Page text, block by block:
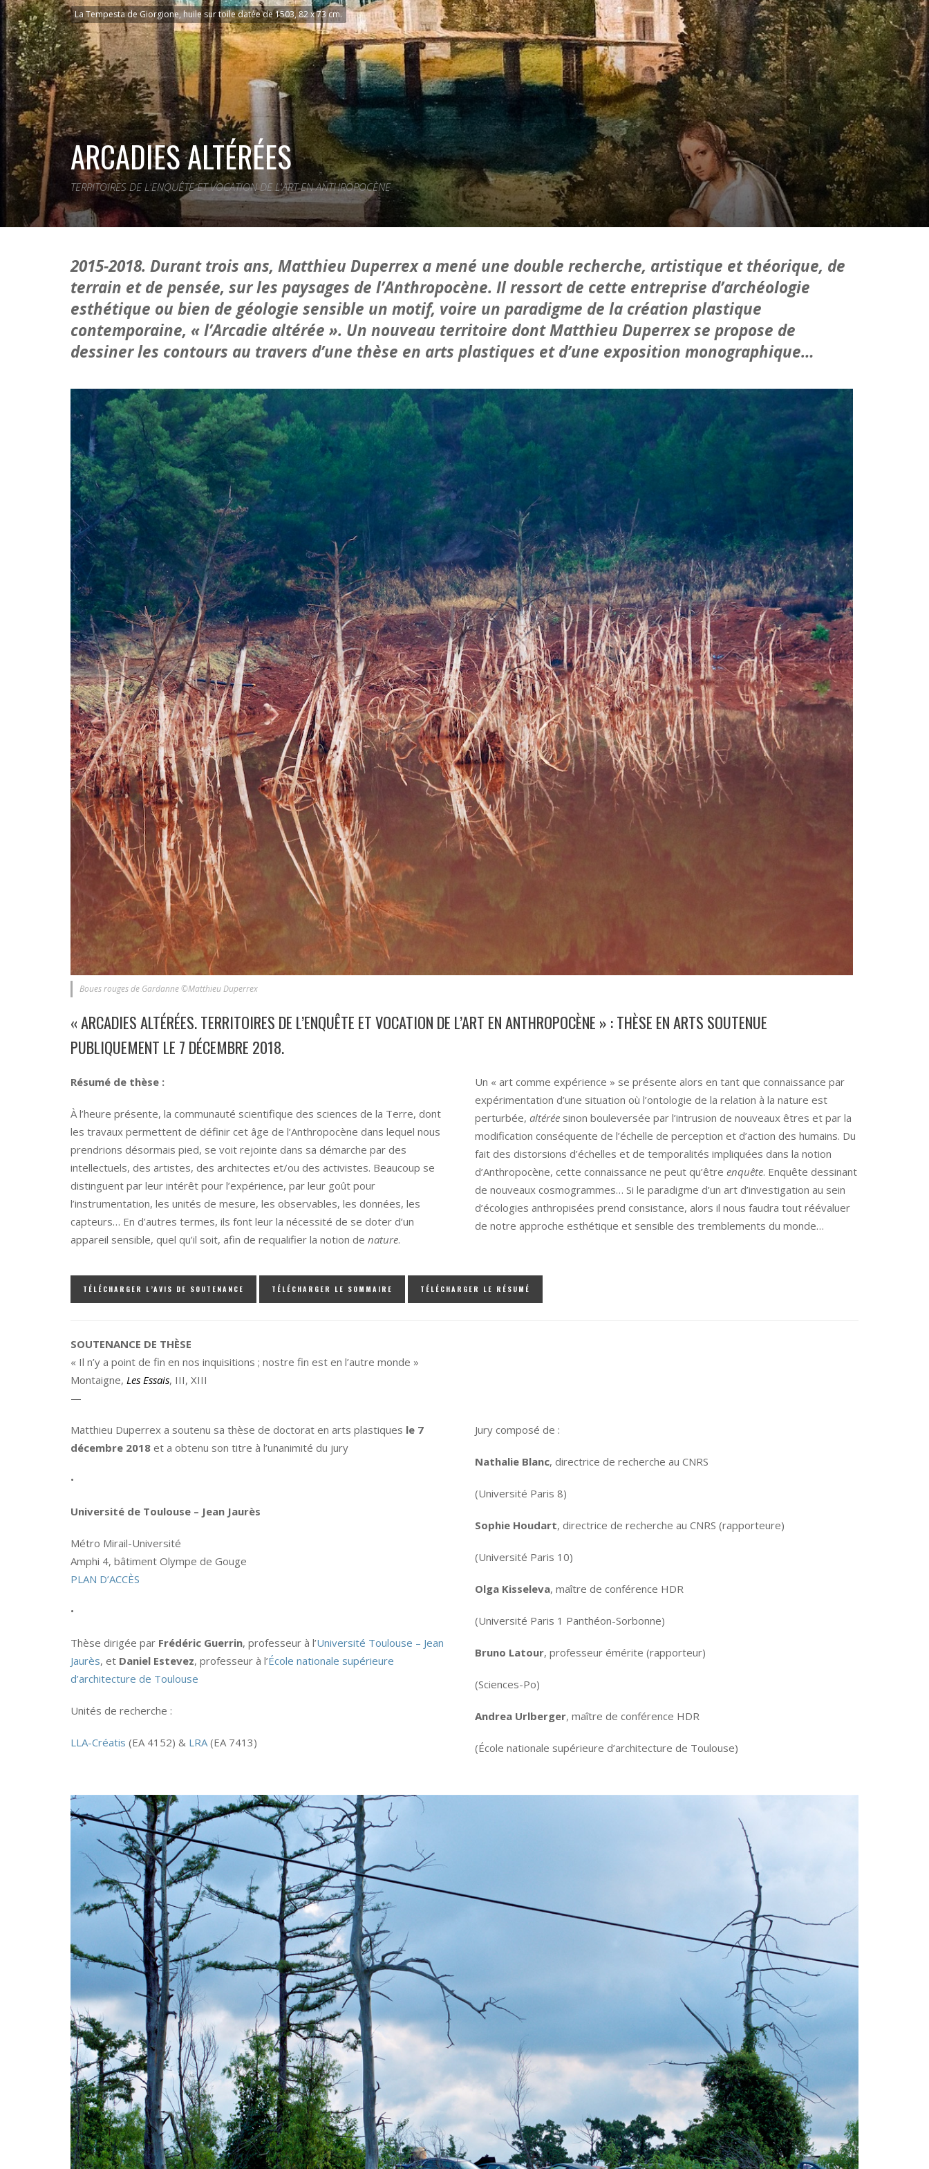
La Tempesta de Giorgione, huile sur toile datée de 1503, 82 x 73 cm.
ARCADIES ALTÉRÉES
TERRITOIRES DE L'ENQUÊTE ET VOCATION DE L'ART EN ANTHROPOCÈNE
2015-2018. Durant trois ans, Matthieu Duperrex a mené une double recherche, artistique et théorique, de
terrain et de pensée, sur les paysages de l’Anthropocène. Il ressort de cette entreprise d’archéologie
esthétique ou bien de géologie sensible un motif, voire un paradigme de la création plastique
contemporaine, « l’Arcadie altérée ». Un nouveau territoire dont Matthieu Duperrex se propose de
dessiner les contours au travers d’une thèse en arts plastiques et d’une exposition monographique…
Boues rouges de Gardanne ©Matthieu Duperrex
« ARCADIES ALTÉRÉES. TERRITOIRES DE L’ENQUÊTE ET VOCATION DE L’ART EN ANTHROPOCÈNE » : THÈSE EN ARTS SOUTENUE
PUBLIQUEMENT LE 7 DÉCEMBRE 2018.
Résumé de thèse :
À l’heure présente, la communauté scientifique des sciences de la Terre, dont
les travaux permettent de définir cet âge de l’Anthropocène dans lequel nous
prendrions désormais pied, se voit rejointe dans sa démarche par des
intellectuels, des artistes, des architectes et/ou des activistes. Beaucoup se
distinguent par leur intérêt pour l’expérience, par leur goût pour
l’instrumentation, les unités de mesure, les observables, les données, les
capteurs… En d’autres termes, ils font leur la nécessité de se doter d’un
appareil sensible, quel qu’il soit, afin de requalifier la notion de nature.
Un « art comme expérience » se présente alors en tant que connaissance par
expérimentation d’une situation où l’ontologie de la relation à la nature est
perturbée, altérée sinon bouleversée par l’intrusion de nouveaux êtres et par la
modification conséquente de l’échelle de perception et d’action des humains. Du
fait des distorsions d’échelles et de temporalités impliquées dans la notion
d’Anthropocène, cette connaissance ne peut qu’être enquête. Enquête dessinant
de nouveaux cosmogrammes… Si le paradigme d’un art d’investigation au sein
d’écologies anthropisées prend consistance, alors il nous faudra tout réévaluer
de notre approche esthétique et sensible des tremblements du monde…
TÉLÉCHARGER L’AVIS DE SOUTENANCE TÉLÉCHARGER LE SOMMAIRE TÉLÉCHARGER LE RÉSUMÉ
SOUTENANCE DE THÈSE
« Il n’y a point de fin en nos inquisitions ; nostre fin est en l’autre monde »
Montaigne, Les Essais, III, XIII
—
Matthieu Duperrex a soutenu sa thèse de doctorat en arts plastiques le 7
décembre 2018 et a obtenu son titre à l’unanimité du jury
•
Université de Toulouse – Jean Jaurès
Métro Mirail-Université
Amphi 4, bâtiment Olympe de Gouge
PLAN D’ACCÈS
•
Thèse dirigée par Frédéric Guerrin, professeur à l’Université Toulouse – Jean
Jaurès, et Daniel Estevez, professeur à l’École nationale supérieure
d’architecture de Toulouse
Unités de recherche :
LLA-Créatis (EA 4152) & LRA(EA 7413)
Jury composé de :
Nathalie Blanc, directrice de recherche au CNRS
(Université Paris 8)
Sophie Houdart, directrice de recherche au CNRS (rapporteure)
(Université Paris 10)
Olga Kisseleva, maître de conférence HDR
(Université Paris 1 Panthéon-Sorbonne)
Bruno Latour, professeur émérite (rapporteur)
(Sciences-Po)
Andrea Urlberger, maître de conférence HDR
(École nationale supérieure d’architecture de Toulouse)